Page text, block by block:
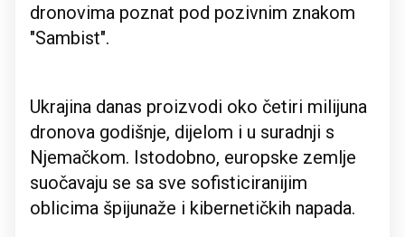
dronovima poznat pod pozivnim znakom
"Sambist".
Ukrajina danas proizvodi oko četiri milijuna
dronova godišnje, dijelom i u suradnji s
Njemačkom. Istodobno, europske zemlje
suočavaju se sa sve sofisticiranijim
oblicima špijunaže i kibernetičkih napada.